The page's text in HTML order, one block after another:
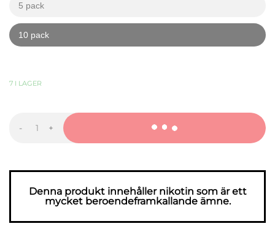
5 pack
10 pack
-LOOP
Hyper
mängd
+
Denna produkt innehåller nikotin som är ett
mycket beroendeframkallande ämne.